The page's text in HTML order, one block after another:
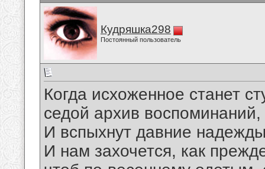
Кудряшка298
Постоянный пользователь
Когда исхоженное станет
седой архив
И вспыхнут давние
И нам захочется, как